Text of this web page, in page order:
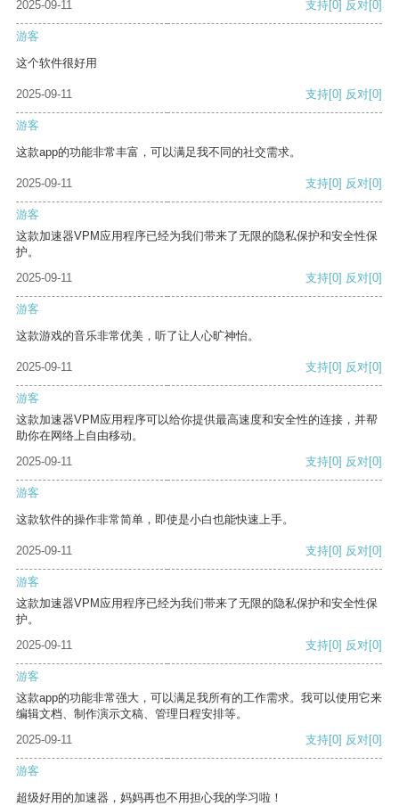
2025-09-11 支持[0] 反对[0]
游客
这个软件很好用
2025-09-11 支持[0] 反对[0]
游客
这款app的功能非常丰富，可以满足我不同的社交需求。
2025-09-11 支持[0] 反对[0]
游客
这款加速器VPM应用程序已经为我们带来了无限的隐私保护和安全性保
护。
2025-09-11
支持[0] 反对[0]
游客
这款游戏的音乐非常优美，听了让人心旷神怡。
2025-09-11 支持[0] 反对[0]
游客
这款加速器VPM应用程序可以给你提供最高速度和安全性的连接，并帮
助你在网络上自由移动。
2025-09-11
支持[0] 反对[0]
游客
这款软件的操作非常简单，即使是小白也能快速上手。
2025-09-11 支持[0] 反对[0]
游客
这款加速器VPM应用程序已经为我们带来了无限的隐私保护和安全性保
护。
2025-09-11
支持[0] 反对[0]
游客
这款app的功能非常强大，可以满足我所有的工作需求。我可以使用它来
编辑文档、制作演示文稿、管理日程安排等。
2025-09-11
支持[0] 反对[0]
游客
超级好用的加速器，妈妈再也不用担心我的学习啦！